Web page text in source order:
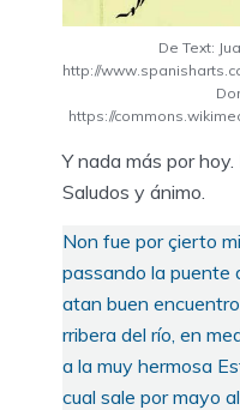
De Text:
http://
https://
Y nada más por
Saludos y ánimo.
Non fue por çierto
passando la puente
atan buen
rribera del río, en
a la muy hermosa
cual sale por mayo